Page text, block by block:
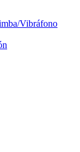
Vibráfono